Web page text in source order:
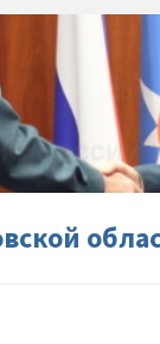
Служба-
юбилей